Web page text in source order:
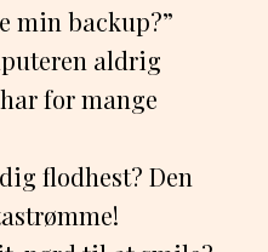
min backup?”
aldrig
for mange
flodhest? Den